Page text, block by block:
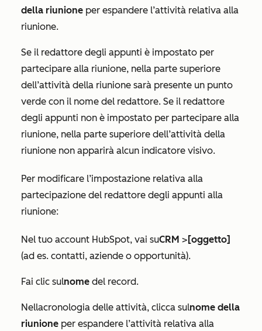
della riunione per espandere l’attività relativa alla
riunione.
Se il redattore degli appunti è impostato per
partecipare alla riunione, nella parte superiore
dell’attività della riunione sarà presente un punto
verde con il nome del redattore. Se il redattore
degli appunti non è impostato per partecipare alla
riunione, nella parte superiore dell’attività della
riunione non apparirà alcun indicatore visivo.
Per modificare l’impostazione relativa alla
partecipazione del redattore degli appunti alla
riunione:
Nel tuo account HubSpot, vai suCRM > [oggetto]
(ad es. contatti, aziende o opportunità).
Fai clic sulnome del record.
Nellacronologia delle attività, clicca sulnome della
riunione per espandere l’attività relativa alla